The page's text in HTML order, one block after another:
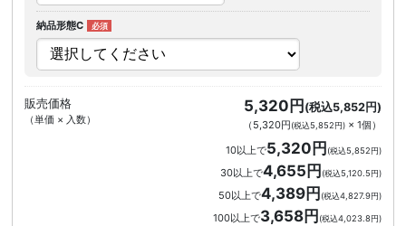
納品形態C
販売価格
（単価 × 入数）
5,320円 (税込5,852円)
（ 5,320円(税込5,852円)× 1個 ）
10以上で5,320円(税込5,852円)
30以上で4,655円(税込5,120.5円)
50以上で4,389円(税込4,827.9円)
100以上で3,658円(税込4,023.8円)